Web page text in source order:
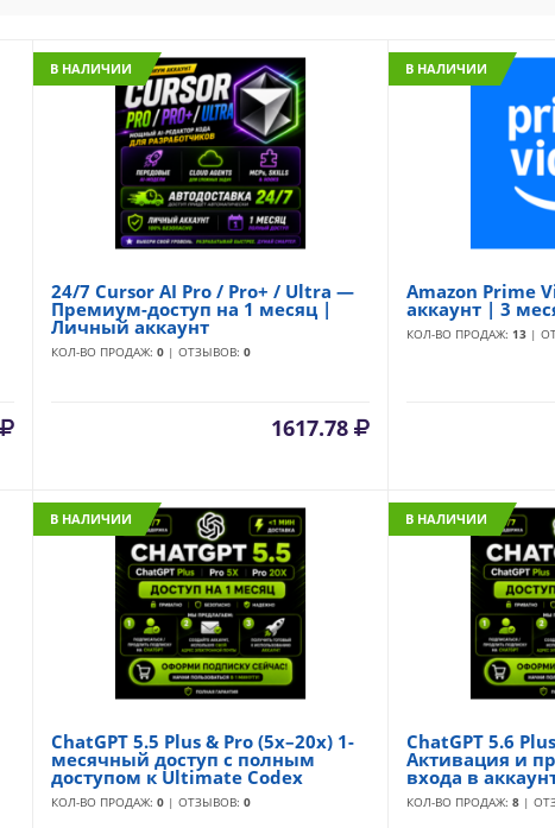
В НАЛИЧИИ
24/7 Cursor AI Pro / Pro+ / Ultra —
Премиум-доступ на 1 месяц |
Личный аккаунт
КОЛ-ВО ПРОДАЖ: 0 | ОТЗЫВОВ: 0
1617.78
В НАЛИЧИИ
Amazon Prime
аккаунт | 3
КОЛ-ВО ПРОДАЖ: 13 |
В НАЛИЧИИ
ChatGPT 5.5 Plus & Pro (5x–20x) 1-
месячный доступ с полным
доступом к Ultimate Codex
КОЛ-ВО ПРОДАЖ: 0 | ОТЗЫВОВ: 0
В НАЛИЧИИ
ChatGPT 5.6
Активация и
входа в
КОЛ-ВО ПРОДАЖ: 8 |